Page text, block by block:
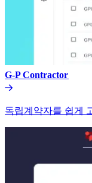
G-P Contractor​​
독립계약자를 쉽게